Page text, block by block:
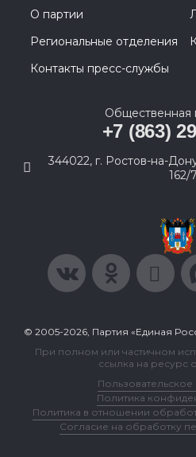
О партии
Региональные отделения
Контакты пресс-службы
Общественная
+7 (863)
344022, г. Ростов-на-
162/
© 2005-2026, Партия «Единая
При полном или частичном
ссылка на ресурс
Политика
Политика в отношении
Согласие на обработку